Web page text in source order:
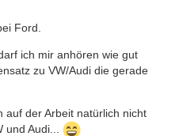
Ford.
ich mir anhören wie gut
zu VW/Audi die gerade
auf der Arbeit natürlich nicht
und Audi...